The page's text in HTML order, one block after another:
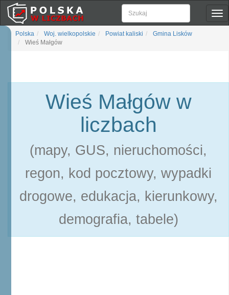
Polska Woj. wielkopolskie Powiat kaliski
Gmina Lisków
Wieś Małgów
Wieś Małgów w
liczbach
(mapy, GUS, nieruchomości,
regon, kod pocztowy, wypadki
drogowe, edukacja, kierunkowy,
demografia, tabele)